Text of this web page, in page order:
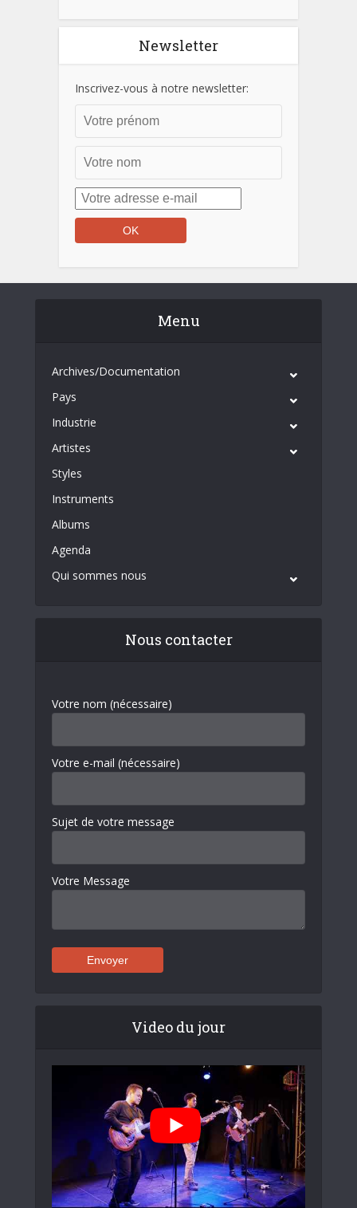
Newsletter
Inscrivez-vous à notre newsletter:
Menu
Archives/Documentation
Pays
Industrie
Artistes
Styles
Instruments
Albums
Agenda
Qui sommes nous
Nous contacter
Votre nom (nécessaire)
Votre e-mail (nécessaire)
Sujet de votre message
Votre Message
Video du jour